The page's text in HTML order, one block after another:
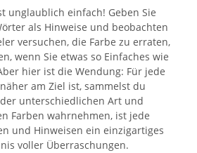
unglaublich einfach! Geben Sie
als Hinweise und beobachten
versuchen, die Farbe zu erraten,
wenn Sie etwas so Einfaches wie
hier ist die Wendung: Für jede
am Ziel ist, sammelst du
unterschiedlichen Art und
Farben wahrnehmen, ist jede
und Hinweisen ein einzigartiges
voller Überraschungen.